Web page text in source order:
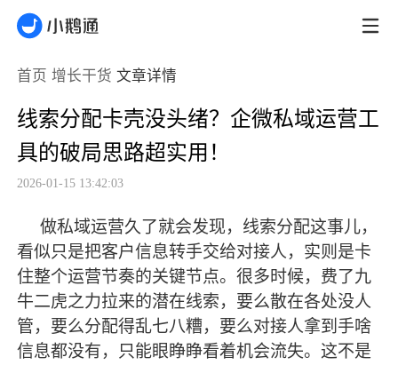
首页 增长干货 文章详情
线索分配卡壳没头绪？企微私域运营工
具的破局思路超实用！
2026-01-15 13:42:03
做私域运营久了就会发现，线索分配这事儿，
看似只是把客户信息转手交给对接人，实则是卡
住整个运营节奏的关键节点。很多时候，费了九
牛二虎之力拉来的潜在线索，要么散在各处没人
管，要么分配得乱七八糟，要么对接人拿到手啥
信息都没有，只能眼睁睁看着机会流失。这不是